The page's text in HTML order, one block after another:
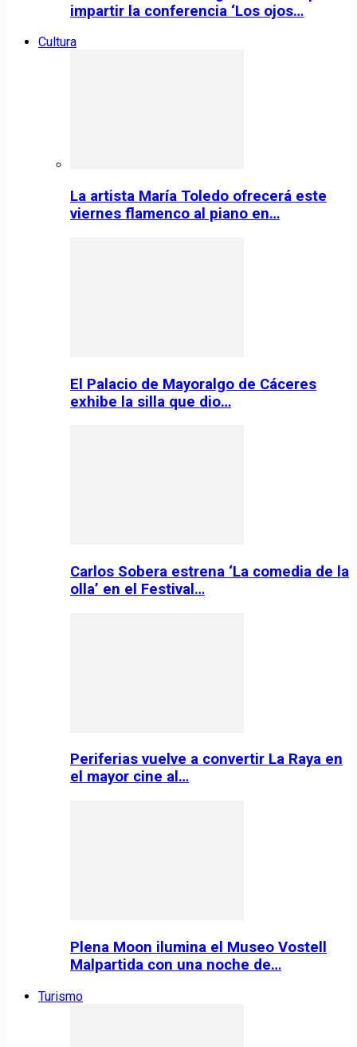
impartir la conferencia ‘Los ojos…
Cultura
La artista María Toledo ofrecerá este
viernes flamenco al piano en…
El Palacio de Mayoralgo de Cáceres
exhibe la silla que dio…
Carlos Sobera estrena ‘La comedia de la
olla’ en el Festival…
Periferias vuelve a convertir La Raya en
el mayor cine al…
Plena Moon ilumina el Museo Vostell
Malpartida con una noche de…
Turismo